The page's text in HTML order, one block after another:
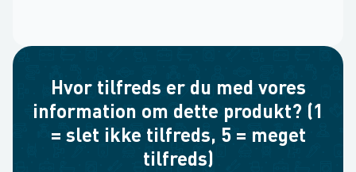
Hvor tilfreds er du med vores
information om dette produkt? (1
= slet ikke tilfreds, 5 = meget
tilfreds)